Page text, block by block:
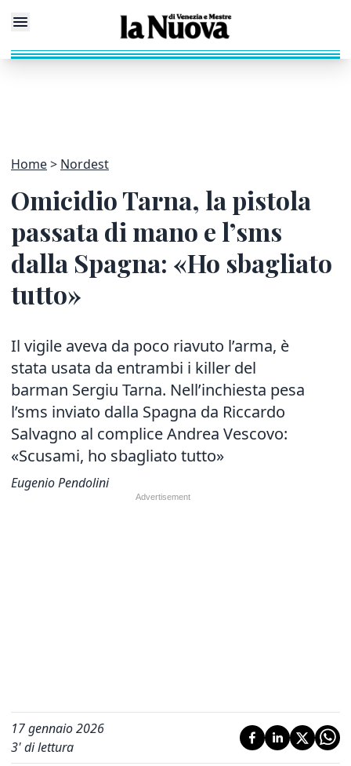
Home Nordest
Omicidio Tarna, la pistola
passata di mano e l’sms
dalla Spagna: «Ho sbagliato
tutto»
Il vigile aveva da poco riavuto l’arma, è
stata usata da entrambi i killer del
barman Sergiu Tarna. Nell’inchiesta pesa
l’sms inviato dalla Spagna da Riccardo
Salvagno al complice Andrea Vescovo:
«Scusami, ho sbagliato tutto»
Eugenio Pendolini
17 gennaio 2026
3' di lettura